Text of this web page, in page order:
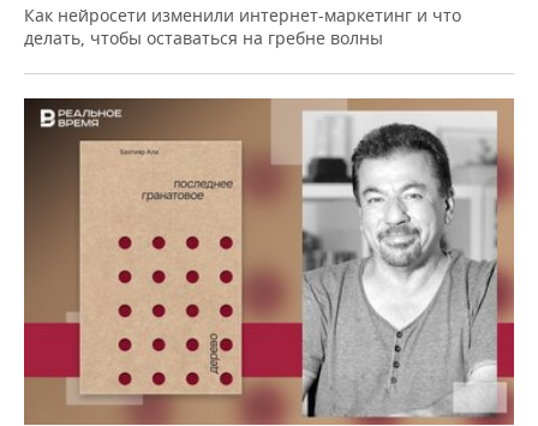
Как нейросети изменили интернет-маркетинг и что
делать, чтобы оставаться на гребне волны